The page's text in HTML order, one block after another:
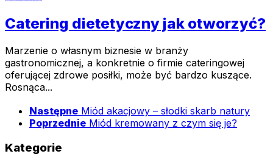
Catering dietetyczny jak otworzyć?
Marzenie o własnym biznesie w branży
gastronomicznej, a konkretnie o firmie cateringowej
oferującej zdrowe posiłki, może być bardzo kuszące.
Rosnąca...
Następne Miód akacjowy – słodki skarb natury
Poprzednie Miód kremowany z czym się je?
Kategorie